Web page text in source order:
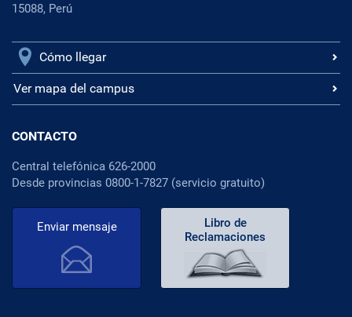
15088, Perú
Cómo llegar
Ver mapa del campus
CONTACTO
Central telefónica 626-2000
Desde provincias 0800-1-7827 (servicio gratuito)
Enviar mensaje
Libro de
Reclamaciones